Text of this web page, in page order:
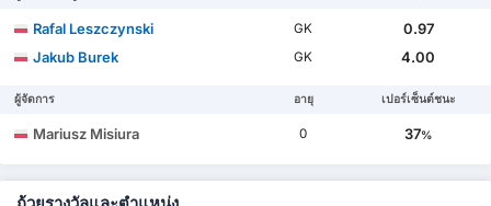
Rafal Leszczynski GK
0.97
Jakub Burek
GK 4.00
ผู้จัดการ อายุ เปอร์เซ็นต์ชนะ
Mariusz Misiura 0 37%